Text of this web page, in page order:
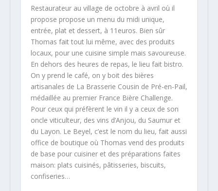
Restaurateur au village de octobre à avril où il
propose propose un menu du midi unique,
entrée, plat et dessert, à 11euros. Bien sûr
Thomas fait tout lui même, avec des produits
locaux, pour une cuisine simple mais savoureuse.
En dehors des heures de repas, le lieu fait bistro.
On y prend le café, on y boit des bières
artisanales de La Brasserie Cousin de Pré-en-Pail,
médaillée au premier France Bière Challenge.
Pour ceux qui préfèrent le vin il y a ceux de son
oncle viticulteur, des vins d’Anjou, du Saumur et
du Layon. Le Beyel, c’est le nom du lieu, fait aussi
office de boutique où Thomas vend des produits
de base pour cuisiner et des préparations faites
maison: plats cuisinés, pâtisseries, biscuits,
confiseries…